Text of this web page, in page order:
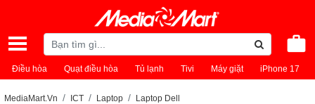
Điều hòa Quạt điều hòa Tủ lạnh Tivi Máy giặt iPhone 17
MediaMart.Vn ICT Laptop Laptop Dell